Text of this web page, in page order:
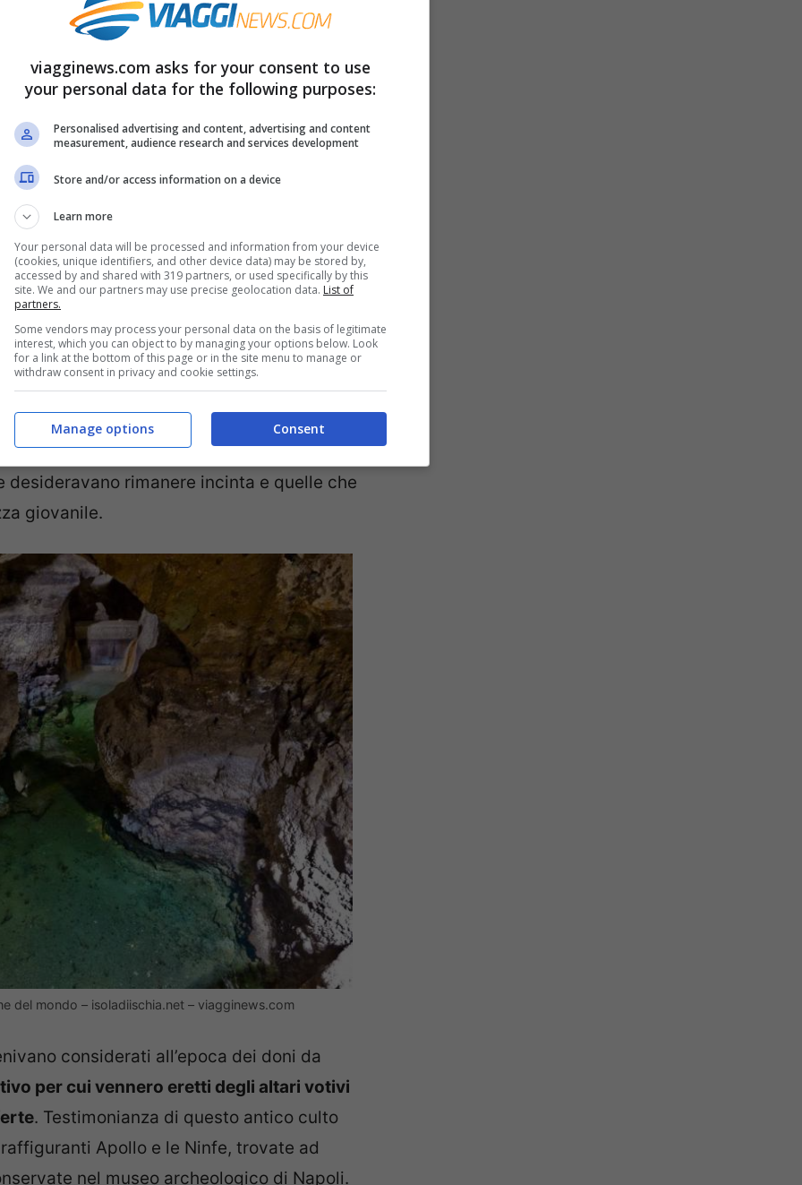
termali (ad esempio il Giappone in Asia e
in tutti questi Paesi è nata naturalmente
i mali.
e – forse – del mondo si trovino
cui sono giunte a noi le informazioni più
dominazione greca del Sud Italia. Pare
nato il culto delle terme di Nitrodi.
di Nitrodi, le più antiche del
Ischia sono state scoperte dagli Antichi
il I secolo a.C.), i quali decisero di sfruttarle
e delle Ninfe. Nelle terme costruite
dopo le battaglie, ma anche chi era affetto
rimanere incinta e quelle che
giovanile.
del mondo – isoladiischia.net – viagginews.com
considerati all’epoca dei doni da
per cui vennero eretti degli altari votivi
. Testimonianza di questo antico culto
Apollo e le Ninfe, trovate ad
nel museo archeologico di Napoli.
viagginews.com asks for your consent to use
your personal data for the following purposes:
Personalised advertising and content, advertising and content
measurement, audience research and services development
Store and/or access information on a device
Learn more
Your personal data will be processed and information from your device
(cookies, unique identifiers, and other device data) may be stored by,
accessed by and shared with 319 partners, or used specifically by this
site. We and our partners may use precise geolocation data. List of
partners.
Some vendors may process your personal data on the basis of legitimate
interest, which you can object to by managing your options below. Look
for a link at the bottom of this page or in the site menu to manage or
withdraw consent in privacy and cookie settings.
Consent
Manage options